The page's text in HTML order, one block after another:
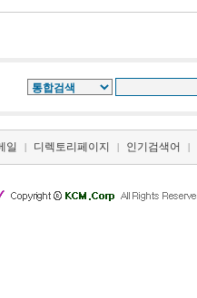
일 | 디렉토리페이지 | 인기검색어 |